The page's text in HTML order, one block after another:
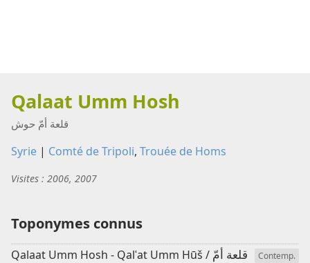
Qalaat Umm Hosh
قلعة أمّ حوش
Syrie | Comté de Tripoli, Trouée de Homs
Visites : 2006, 2007
Toponymes connus
Qalaat Umm Hosh - Qalʿat Umm Hūš / قلعة أمّ
Contemp.